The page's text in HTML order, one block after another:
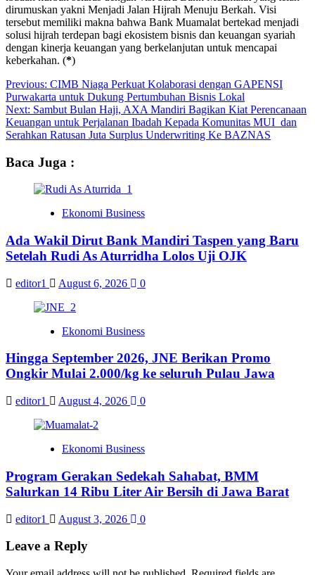
dirumuskan yakni Menjadi Jalan Hijrah Menuju Berkah. Visi
tersebut memiliki makna bahwa Bank Muamalat bertekad menjadi
solusi hijrah terdepan bagi ekosistem bisnis dan keuangan syariah
dengan kinerja keuangan yang berkelanjutan untuk mencapai
keberkahan. (*)
Post
navigation
Previous: CIMB Niaga Perkuat Kolaborasi dengan GAPENSI
Purwakarta untuk Dukung Pertumbuhan Bisnis Lokal
Next: Sambut Bulan Haji, AXA Mandiri Bagikan Kiat Perencanaan
Keuangan untuk Perjalanan Ibadah Kepada Komunitas MUI dan
Serahkan Ratusan Juta Surplus Underwriting Ke BAZNAS
Baca Juga :
Ekonomi Business
Ada Wakil Dirut Bank Mandiri Taspen yang Baru
Setelah Rudi As Aturridha Lolos Uji OJK
editor1 August 6, 2026 0
Ekonomi Business
Hingga September 2026, JNE Berikan Promo
Ongkir Mulai 2.000/kg ke seluruh Pulau Jawa
editor1 August 4, 2026 0
Ekonomi Business
Program Gerakan Sedekah Sahabat, BMM
Salurkan 14 Ribu Liter Air Bersih di Jawa Barat
editor1 August 3, 2026 0
Leave a Reply